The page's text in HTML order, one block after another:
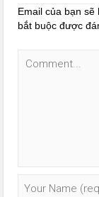
Email của bạn
bắt buộc được